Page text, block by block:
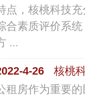
点，核桃科技
合素质评价系
...
4-26
核桃
租房作为重要